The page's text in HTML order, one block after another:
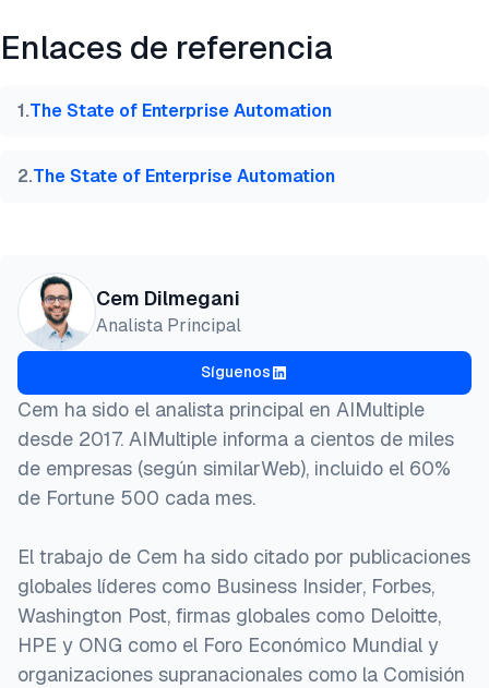
@misc{dilmegani2026,
title  = {{Principales casos de uso de
  year   = {2026},
howpublished    = {\url{https://aimultiple.com/
note   = {AIMultiple. Recuperado el 3 de Agosto
Enlaces de referencia
1.The State of Enterprise Automation
2.The State of Enterprise Automation
Cem Dilmegani
Analista Principal
Síguenos
Cem ha sido el analista principal en AIMultiple
desde 2017. AIMultiple informa a cientos de miles
de empresas (según similarWeb), incluido el 60%
de Fortune 500 cada mes.
El trabajo de Cem ha sido citado por publicaciones
globales líderes como Business Insider, Forbes,
Washington Post, firmas globales como Deloitte,
HPE y ONG como el Foro Económico Mundial y
organizaciones supranacionales como la Comisión